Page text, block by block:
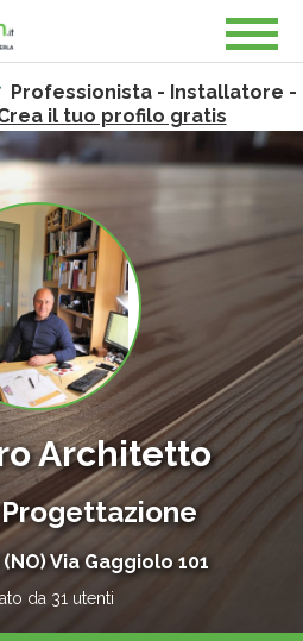
Professionista - Installatore -
il tuo profilo gratis
Architetto
(NO)Via Gaggiolo 101
da 31 utenti